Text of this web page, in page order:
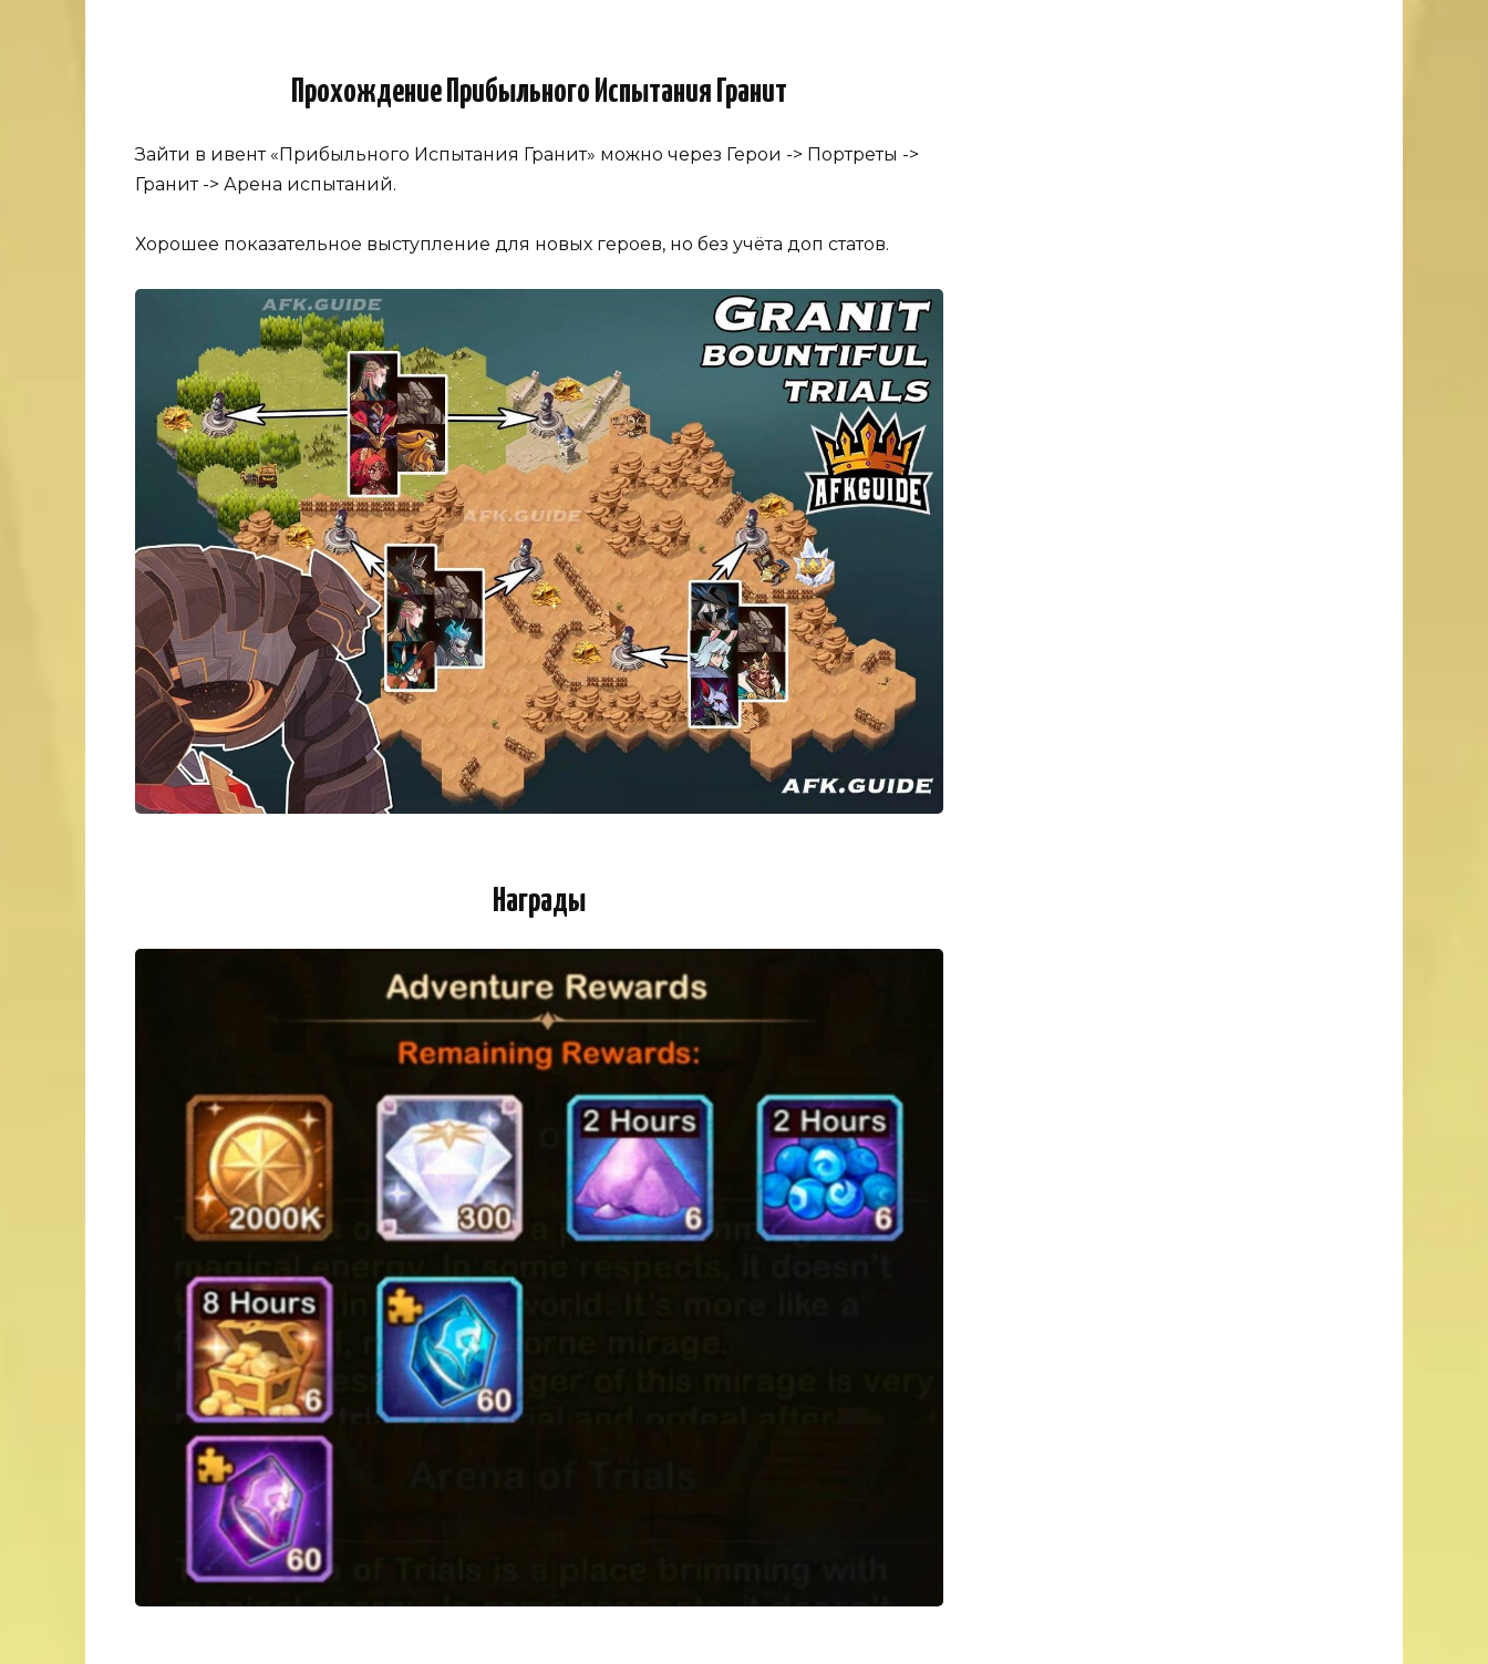
Прохождение Прибыльного Испытания Гранит
Зайти в ивент «Прибыльного Испытания Гранит» можно через Герои -> Портреты ->
Гранит -> Арена испытаний.
Хорошее показательное выступление для новых героев, но без учёта доп статов.
Награды